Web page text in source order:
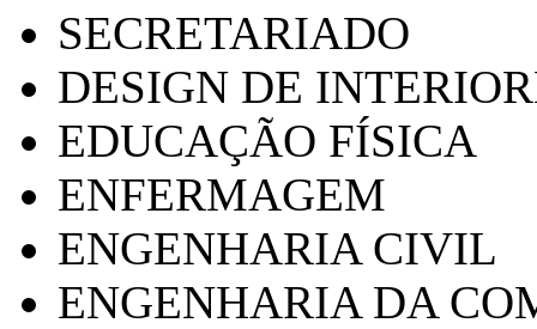
SECRETARIADO
DESIGN DE
EDUCAÇÃO FÍSICA
ENFERMAGEM
ENGENHARIA CIVIL
ENGENHARIA DA